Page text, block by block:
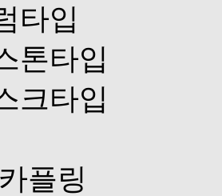
타입
톤타입
크타입
플링